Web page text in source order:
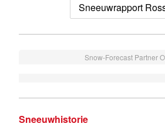
Sneeuwrapport
Snow-Forecast Partner
Sneeuwhistorie